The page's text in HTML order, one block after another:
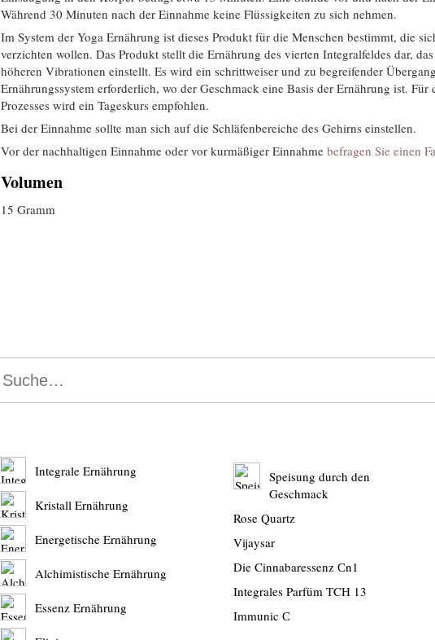
Während 30 Minuten nach der Einnahme keine Flüssigkeiten zu sich nehmen.
Im System der Yoga Ernährung ist dieses Produkt für die Menschen bestimmt, die
verzichten wollen. Das Produkt stellt die Ernährung des vierten Integralfeldes dar,
höheren Vibrationen einstellt. Es wird ein schrittweiser und zu begreifender
Ernährungssystem erforderlich, wo der Geschmack eine Basis der Ernährung ist. Für
Prozesses wird ein Tageskurs empfohlen.
Bei der Einnahme sollte man sich auf die Schläfenbereiche des Gehirns einstellen.
Vor der nachhaltigen Einnahme oder vor kurmäßiger Einnahme befragen Sie einen
Volumen
15 Gramm
Integrale Ernährung
Kristall Ernährung
Energetische Ernährung
Alchimistische Ernährung
Essenz Ernährung
Speisung durch den
Geschmack
Rose Quartz
Vijaysar
Die Cinnabaressenz Сn1
Integrales Parfüm TCH 13
Immunic С